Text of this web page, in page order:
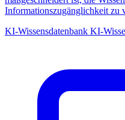
Informationszugänglichkeit zu
KI-Wissensdatenbank KI-